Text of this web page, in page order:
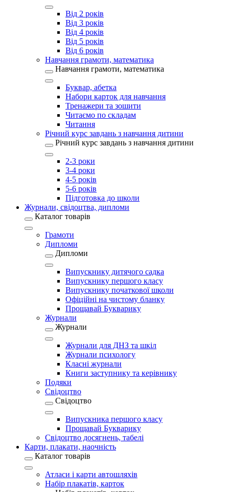
Від 2 років
Від 3 років
Від 4 років
Від 5 років
Від 6 років
Навчання грамоти, математика
Навчання грамоти, математика
Буквар, абетка
Набори карток для навчання
Тренажери та зошити
Читаємо по складам
Читання
Річний курс завдань з навчання дитини
Річний курс завдань з навчання дитини
2-3 роки
3-4 роки
4-5 років
5-6 років
Підготовка до школи
Журнали, свідоцтва, дипломи
Каталог товарів
Грамоти
Дипломи
Дипломи
Випускнику дитячого садка
Випускнику першого класу
Випускнику початкової школи
Офіційні на чистому бланку
Прощавай Букварику
Журнали
Журнали
Журнали для ДНЗ та шкіл
Журнали психологу
Класні журнали
Книги заступнику та керівнику
Подяки
Свідоцтво
Свідоцтво
Випускника першого класу
Прощавай Букварику
Свідоцтво досягнень, табелі
Карти, плакати, наочність
Каталог товарів
Атласи і карти автошляхів
Набір плакатів, карток